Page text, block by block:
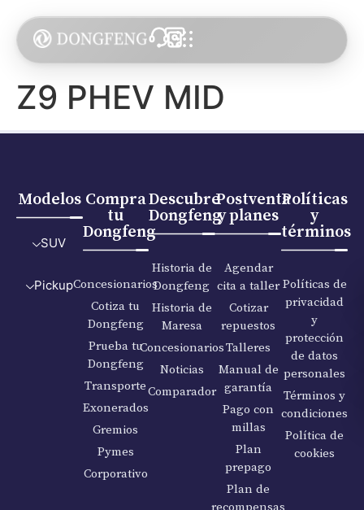
Z9 PHEV MID
Modelos
SUV
Pickup
Compra
tu
Dongfeng
Concesionarios
Cotiza tu
Dongfeng
Prueba tu
Dongfeng
Transporte
Exonerados
Gremios
Pymes
Corporativo
Descubre
Dongfeng
Historia de
Dongfeng
Historia de
Maresa
Concesionarios
Noticias
Comparador
Postventa
y planes
Agendar
cita a taller
Cotizar
repuestos
Talleres
Manual de
garantía
Pago con
millas
Plan
prepago
Plan de
recompensas
Políticas
y
términos
Políticas de
privacidad
y
protección
de datos
personales
Términos y
condiciones
Política de
cookies